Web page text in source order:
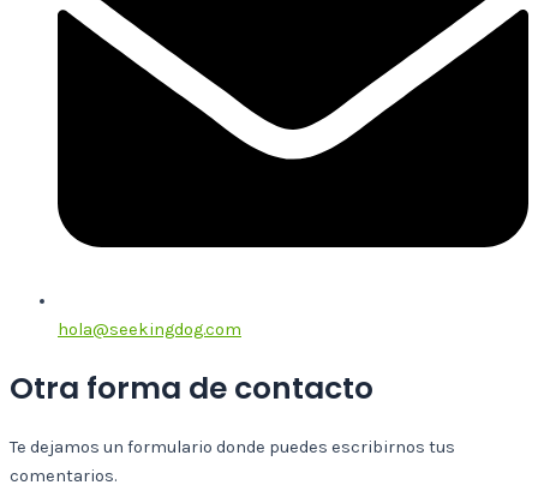
hola@seekingdog.com
Otra forma de contacto
Te dejamos un formulario donde puedes escribirnos tus
comentarios.